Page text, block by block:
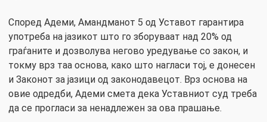
Според Адеми, Амандманот 5 од Уставот гарантира
употреба на јазикот што го зборуваат над 20% од
граѓаните и дозволува негово уредување со закон, и
токму врз таа основа, како што нагласи тој, е донесен
и Законот за јазици од законодавецот. Врз основа на
овие одредби, Адеми смета дека Уставниот суд треба
да се прогласи за ненадлежен за ова прашање.